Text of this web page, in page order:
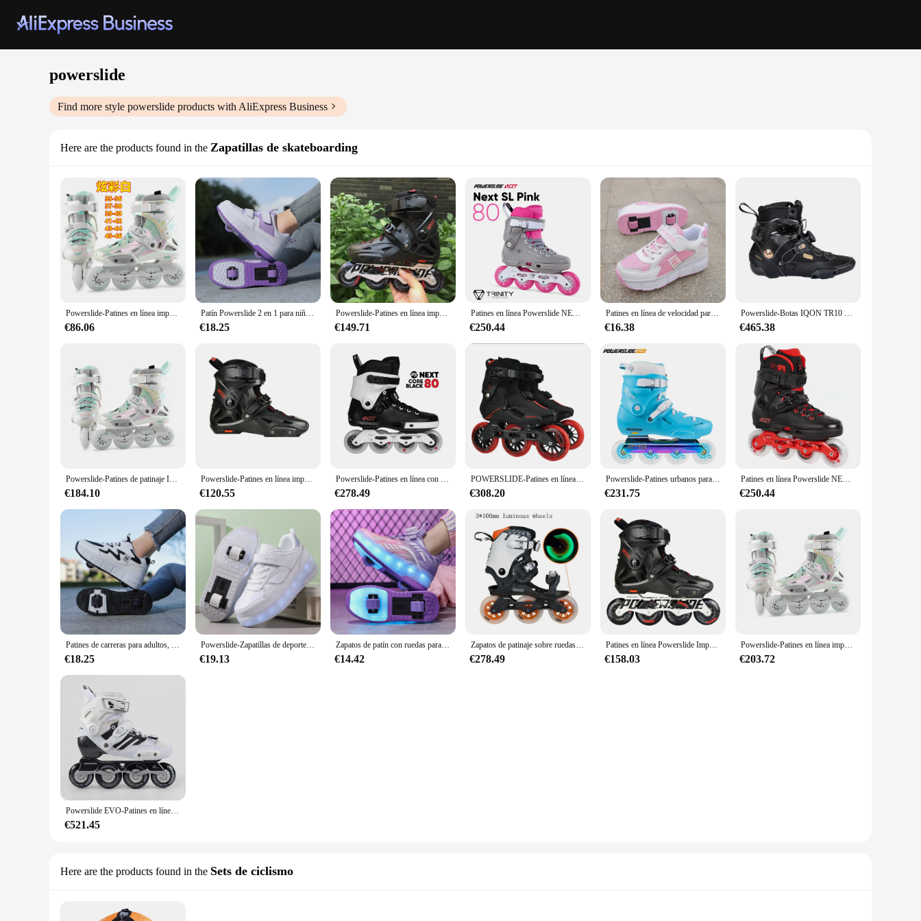
powerslide
Find more style powerslide products with AliExpress Business
Here are the products found in the Zapatillas de skateboarding
Powerslide-Patines en línea imperiales, Patines profesionales de Slalom, zapatos de patinaje sin ruedas, 100% originales
€86.06
Patín Powerslide 2 en 1 para niños y niñas, rueda de carreras, patín en línea de velocidad, zapatillas con 2 ruedas rodantes
€18.25
Powerslide-Patines en línea imperiales, Patines profesionales de Slalom, zapatos de patinaje sin ruedas, 100% originales
€149.71
Patines en línea Powerslide NEXT Trinity Frame, 3 x 100%/100/110mm, 4x80mm, 125 originales
€250.44
Patines en línea de velocidad para niño y niña, zapatos de carreras Powerslide con 2 ruedas extraíbles, zapatillas deportivas para niños
€16.38
Powerslide-Botas IQON TR10 originales, Patines en línea Trinity, calzado de patinaje sobre ruedas de fibra de carbono, Heatmodelable, novedad de 100%
€465.38
Powerslide-Patines de patinaje Imperial en línea, zapatos profesionales de Slalom, Color arcoíris, 2024 originales, 100%
€184.10
Powerslide-Patines en línea imperiales, bota profesional de Slalom, forro de patinaje sobre ruedas, 100% Original
€120.55
Powerslide-Patines en línea con marco Trinity, 2024 Original, NEXT Core, negro, 80, 90, para carreras callejeras, Patines de patinaje gratis, 100%
€278.49
POWERSLIDE-Patines en línea Trinity V, Patines profesionales de ocio callejero, sin ruedas, 100% originales, 3x110mm
€308.20
Powerslide-Patines urbanos para adulto, Patines en línea originales de Slalom, patinaje sobre ruedas, 100%
€231.75
Patines en línea Powerslide NEXT Trinity Frame, 100% originales, 3x110mm, 4x80mm, para carreras callejeras, Patines de patinaje gratis
€250.44
Patines de carreras para adultos, zapatillas de deporte con 2 ruedas para hombre y mujer
€18.25
Powerslide-Zapatillas de deporte para niños y niñas, zapatos de patines con 2 ruedas extraíbles, 2 en 1, zapatos de carreras con Led
€19.13
Zapatos de patín con ruedas para mujer, zapatillas deportivas profesionales con 2 ruedas, brillantes, para chica
€14.42
Zapatos de patinaje sobre ruedas Powerslide Doop, 100% originales, 4x80mm o 3X100/110mm, ruedas luminosas, Patines en línea, patinaje gratis
€278.49
Patines en línea Powerslide Imperial profesional, Patines de Slalom, zapatos de patinaje gratis, 100% originales
€158.03
Powerslide-Patines en línea imperiales, zapatos profesionales de Slalom, sin ruedas, Color arcoíris, 100% originales, 2023
€203.72
Powerslide EVO-Patines en línea de fibra de carbono para adulto, zapatillas de patinaje sobre ruedas, originales, 2023
€521.45
Here are the products found in the Sets de ciclismo